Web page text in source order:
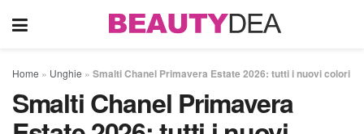
Home » Unghie » Smalti Chanel Primavera Estate 2026: tutti i nuovi colori
Smalti Chanel Primavera